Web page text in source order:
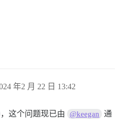
年2 月 22 日 13:42
，这个问题现已由 @keegan
通